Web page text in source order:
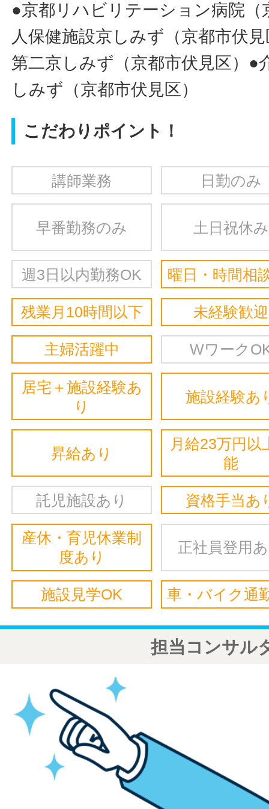
●京都リハビリテーション病院（
人保健施設京しみず（京都市伏
第二京しみず（京都市伏見区）●
しみず（京都市伏見区）
こだわりポイント！
講師業務 日勤のみ
早番勤務のみ 土日祝休み
週3日以内勤務OK 曜日・時間相
残業月10時間以下 未経験歓迎
主婦活躍中 Wワーク
居宅＋施設経験あ
り
施設経験あ
昇給あり
月給23万円以
能
託児施設あり 資格手当あ
産休・育児休業制
度あり
正社員登用
施設見学OK 車・バイク通
担当コンサル